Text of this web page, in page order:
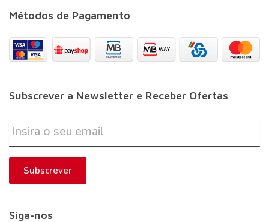
Métodos de Pagamento
Subscrever a Newsletter e Receber Ofertas
Subscrever
Siga-nos